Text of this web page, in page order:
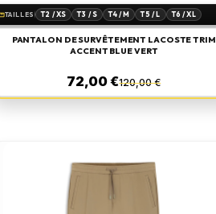
TAILLES T2 / XS T3 / S T4 / M T5 / L
T6 / XL
T7 / XXL
PANTALON DE SURVÊTEMENT LACOSTE TRIM
ACCENT BLUE VERT
120,00 €
72,00 €